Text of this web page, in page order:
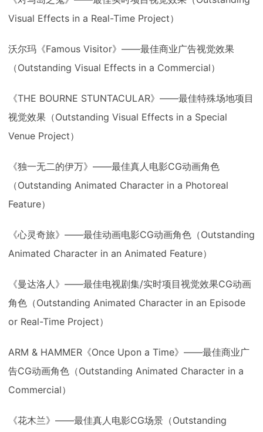
Visual Effects in a Real-Time Project）
沃尔玛《Famous Visitor》——最佳商业广告视觉效果
（Outstanding Visual Effects in a Commercial）
《THE BOURNE STUNTACULAR》——最佳特殊场地项目
视觉效果（Outstanding Visual Effects in a Special
Venue Project）
《独一无二的伊万》——最佳真人电影CG动画角色
（Outstanding Animated Character in a Photoreal
Feature）
《心灵奇旅》——最佳动画电影CG动画角色（Outstanding
Animated Character in an Animated Feature）
《曼达洛人》——最佳电视剧集/实时项目视觉效果CG动画
角色（Outstanding Animated Character in an Episode
or Real-Time Project）
ARM & HAMMER《Once Upon a Time》——最佳商业广
告CG动画角色（Outstanding Animated Character in a
Commercial）
《花木兰》——最佳真人电影CG场景（Outstanding